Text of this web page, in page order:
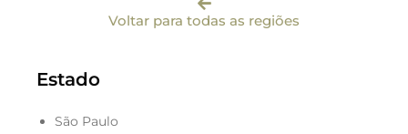
Voltar para todas as regiões
Estado
São Paulo